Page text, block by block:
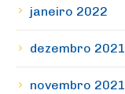
janeiro 2022
dezembro 2021
novembro 2021